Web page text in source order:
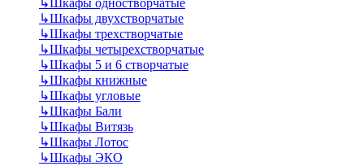
↳Шкафы двухстворчатые
↳Шкафы трехстворчатые
↳Шкафы четырехстворчатые
↳Шкафы 5 и 6 створчатые
↳Шкафы книжные
↳Шкафы угловые
↳Шкафы Бали
↳Шкафы Витязь
↳Шкафы Лотос
↳Шкафы ЭКО